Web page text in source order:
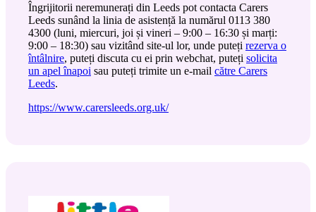
Îngrijitorii neremunerați din Leeds pot contacta Carers
Leeds sunând la linia de asistență la numărul 0113 380
4300 (luni, miercuri, joi și vineri – 9:00 – 16:30 și marți:
9:00 – 18:30) sau vizitând site-ul lor, unde puteți rezerva o
întâlnire, puteți discuta cu ei prin webchat, puteți solicita
un apel înapoi sau puteți trimite un e-mail către Carers
Leeds.
https://www.carersleeds.org.uk/